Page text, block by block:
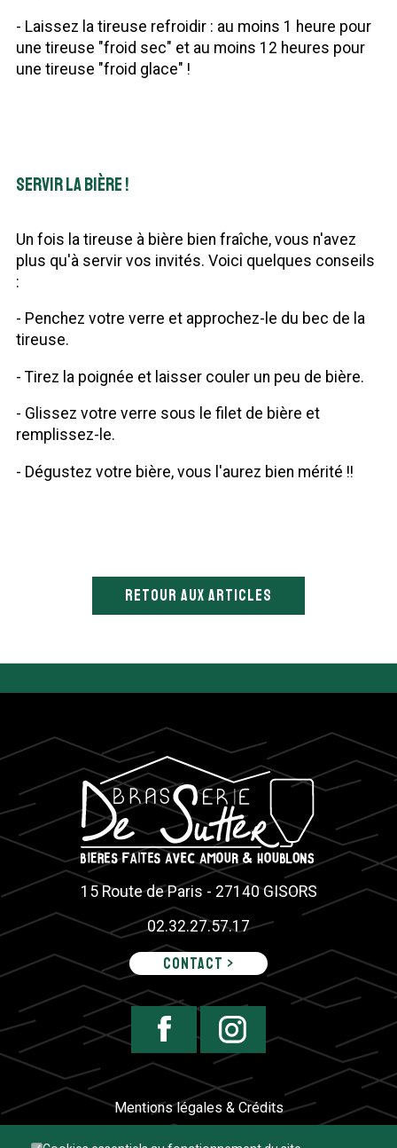
- Laissez la tireuse refroidir : au moins 1 heure pour
une tireuse "froid sec" et au moins 12 heures pour
une tireuse "froid glace" !
Servir la bière !
Un fois la tireuse à bière bien fraîche, vous n'avez
plus qu'à servir vos invités. Voici quelques conseils
:
- Penchez votre verre et approchez-le du bec de la
tireuse.
- Tirez la poignée et laisser couler un peu de bière.
- Glissez votre verre sous le filet de bière et
remplissez-le.
- Dégustez votre bière, vous l'aurez bien mérité !!
RETOUR AUX ARTICLES
15 Route de Paris - 27140 GISORS
02.32.27.57.17
Contact >
Mentions légales & Crédits